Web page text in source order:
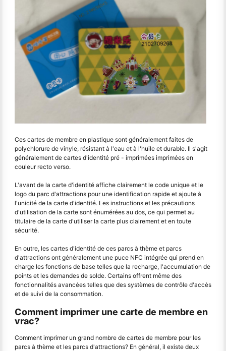
Ces cartes de membre en plastique sont généralement faites de
polychlorure de vinyle, résistant à l'eau et à l'huile et durable. Il s'agit
généralement de cartes d'identité pré - imprimées imprimées en
couleur recto verso.
L'avant de la carte d'identité affiche clairement le code unique et le
logo du parc d'attractions pour une identification rapide et ajoute à
l'unicité de la carte d'identité. Les instructions et les précautions
d'utilisation de la carte sont énumérées au dos, ce qui permet au
titulaire de la carte d'utiliser la carte plus clairement et en toute
sécurité.
En outre, les cartes d'identité de ces parcs à thème et parcs
d'attractions ont généralement une puce NFC intégrée qui prend en
charge les fonctions de base telles que la recharge, l'accumulation de
points et les demandes de solde. Certains offrent même des
fonctionnalités avancées telles que des systèmes de contrôle d'accès
et de suivi de la consommation.
Comment imprimer une carte de membre en
vrac?
Comment imprimer un grand nombre de cartes de membre pour les
parcs à thème et les parcs d'attractions? En général, il existe deux